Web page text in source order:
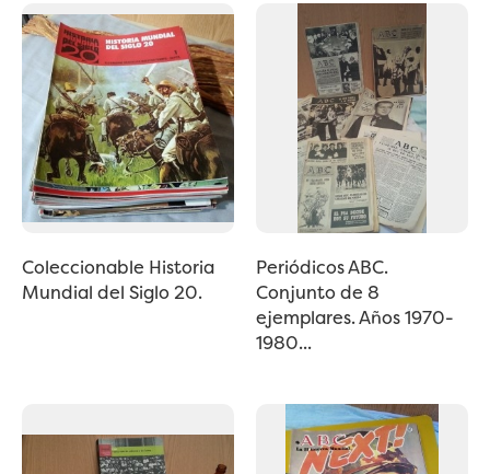
Coleccionable Historia
Mundial del Siglo 20.
Periódicos ABC.
Conjunto de 8
ejemplares. Años 1970-
1980...